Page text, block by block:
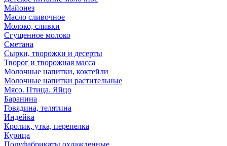
Майонез
Масло сливочное
Молоко, сливки
Сгущенное молоко
Сметана
Сырки, творожки и десерты
Творог и творожная масса
Молочные напитки, коктейли
Молочные напитки растительные
Мясо. Птица. Яйцо
Баранина
Говядина, телятина
Индейка
Кролик, утка, перепелка
Курица
Полуфабрикаты охлажденные